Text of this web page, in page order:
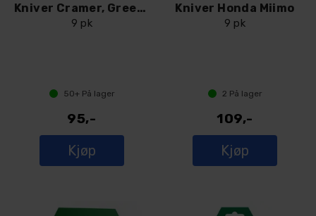
Kniver Cramer, Greenworks og Powerworks
9 pk
50+På lager
95,-
Kjøp
Kniver Honda Miimo
9 pk
2 På lager
109,-
Kjøp